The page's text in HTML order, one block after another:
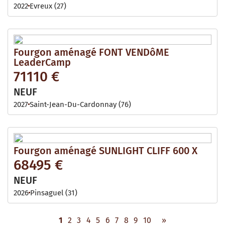
2022 Evreux (27)
Fourgon aménagé FONT VENDôME
LeaderCamp
71110 €
NEUF
2027Saint-Jean-Du-Cardonnay (76)
Fourgon aménagé SUNLIGHT CLIFF 600 X
68495 €
NEUF
2026 Pinsaguel (31)
1 2 3 4 5 6 7 8 9 10 »